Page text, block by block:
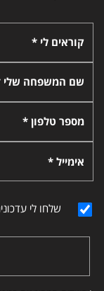
קוראים לי *
שם המשפחה שלי
מספר טלפון *
אימייל *
שלחו לי